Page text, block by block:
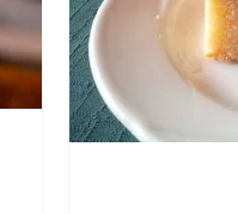
von
Familie
Marquardt